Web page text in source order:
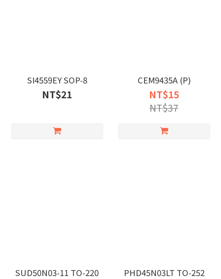
SI4559EY SOP-8
NT$21
CEM9435A (P)
NT$15
NT$37
SUD50N03-11 TO-220 PHD45N03LT TO-252